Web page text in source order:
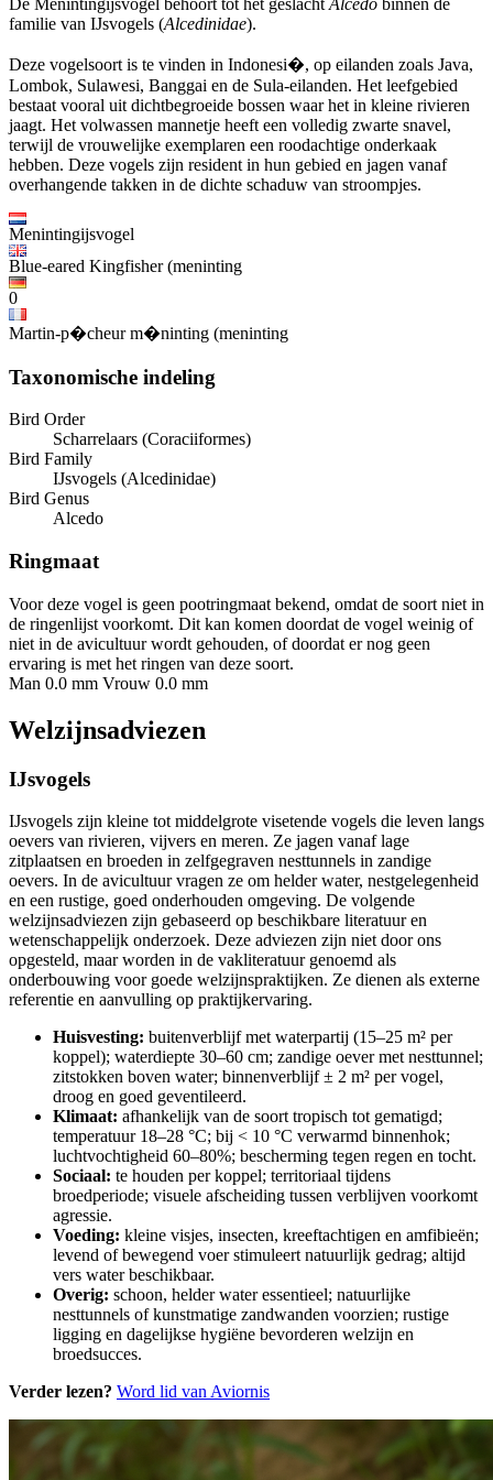
De Menintingijsvogel behoort tot het geslacht Alcedo binnen de
familie van IJsvogels (Alcedinidae).
Deze vogelsoort is te vinden in Indonesi�, op eilanden zoals Java,
Lombok, Sulawesi, Banggai en de Sula-eilanden. Het leefgebied
bestaat vooral uit dichtbegroeide bossen waar het in kleine rivieren
jaagt. Het volwassen mannetje heeft een volledig zwarte snavel,
terwijl de vrouwelijke exemplaren een roodachtige onderkaak
hebben. Deze vogels zijn resident in hun gebied en jagen vanaf
overhangende takken in de dichte schaduw van stroompjes.
Menintingijsvogel
Blue-eared Kingfisher (meninting
0
Martin-p�cheur m�ninting (meninting
Taxonomische indeling
Bird Order
Scharrelaars (Coraciiformes)
Bird Family
IJsvogels (Alcedinidae)
Bird Genus
Alcedo
Ringmaat
Voor deze vogel is geen pootringmaat bekend, omdat de soort niet in
de ringenlijst voorkomt. Dit kan komen doordat de vogel weinig of
niet in de avicultuur wordt gehouden, of doordat er nog geen
ervaring is met het ringen van deze soort.
Man 0.0 mm Vrouw 0.0 mm
Welzijnsadviezen
IJsvogels
IJsvogels zijn kleine tot middelgrote visetende vogels die leven langs
oevers van rivieren, vijvers en meren. Ze jagen vanaf lage
zitplaatsen en broeden in zelfgegraven nesttunnels in zandige
oevers. In de avicultuur vragen ze om helder water, nestgelegenheid
en een rustige, goed onderhouden omgeving. De volgende
welzijnsadviezen zijn gebaseerd op beschikbare literatuur en
wetenschappelijk onderzoek. Deze adviezen zijn niet door ons
opgesteld, maar worden in de vakliteratuur genoemd als
onderbouwing voor goede welzijnspraktijken. Ze dienen als externe
referentie en aanvulling op praktijkervaring.
Huisvesting: buitenverblijf met waterpartij (15–25 m² per
koppel); waterdiepte 30–60 cm; zandige oever met nesttunnel;
zitstokken boven water; binnenverblijf ± 2 m² per vogel,
droog en goed geventileerd.
Klimaat: afhankelijk van de soort tropisch tot gematigd;
temperatuur 18–28 °C; bij < 10 °C verwarmd binnenhok;
luchtvochtigheid 60–80%; bescherming tegen regen en tocht.
Sociaal: te houden per koppel; territoriaal tijdens
broedperiode; visuele afscheiding tussen verblijven voorkomt
agressie.
Voeding: kleine visjes, insecten, kreeftachtigen en amfibieën;
levend of bewegend voer stimuleert natuurlijk gedrag; altijd
vers water beschikbaar.
Overig: schoon, helder water essentieel; natuurlijke
nesttunnels of kunstmatige zandwanden voorzien; rustige
ligging en dagelijkse hygiëne bevorderen welzijn en
broedsucces.
Verder lezen? Word lid van Aviornis